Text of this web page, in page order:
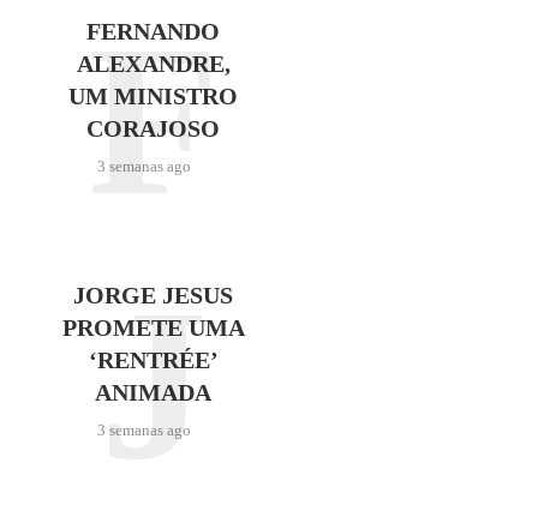
FERNANDO
ALEXANDRE,
UM MINISTRO
CORAJOSO
3 semanas ago
F
JORGE JESUS
PROMETE UMA
‘RENTRÉE’
ANIMADA
3 semanas ago
J